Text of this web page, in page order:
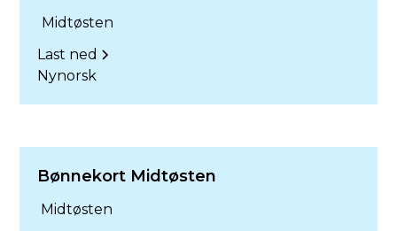
Midtøsten
Last ned
Nynorsk
Bønnekort Midtøsten
Midtøsten